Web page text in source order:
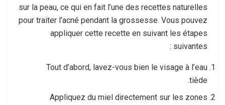
sur la peau, ce qui en fait l’une des recettes naturelles
pour traiter l’acné pendant la grossesse. Vous pouvez
appliquer cette recette en suivant les étapes
suivantes :
Tout d’abord, lavez-vous bien le visage à l’eau
tiède.
Appliquez du miel directement sur les zones